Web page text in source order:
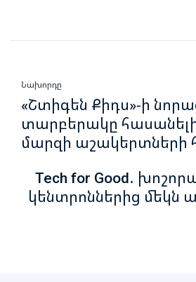
Նախորդը
«Շտիգեն Քիդս»-ի
տարբերակը
մարզի աշակերտների
Tech for Good․
կենտրոններից մեկն